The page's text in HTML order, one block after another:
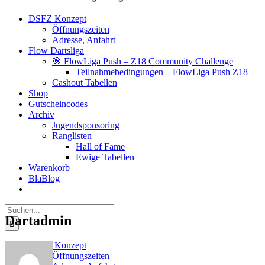
DSFZ Konzept
Öffnungszeiten
Adresse, Anfahrt
Flow Dartsliga
🎯 FlowLiga Push – Z18 Community Challenge
Teilnahmebedingungen – FlowLiga Push Z18
Cashout Tabellen
Shop
Gutscheincodes
Archiv
Jugendsponsoring
Ranglisten
Hall of Fame
Ewige Tabellen
Warenkorb
BlaBlog
Suche
nach:
DSFZ Konzept
Öffnungszeiten
Dartadmin